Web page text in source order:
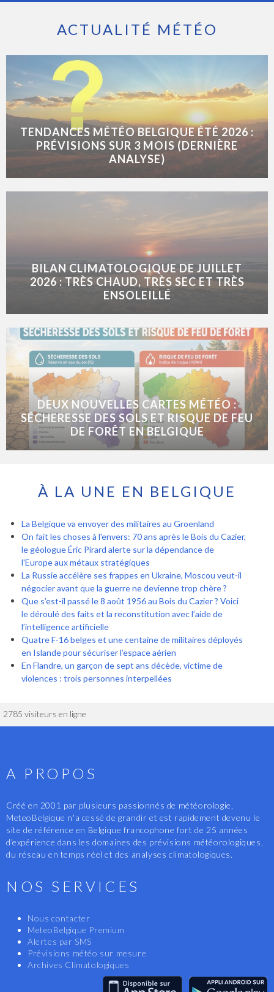
ACTUALITÉ MÉTÉO
TENDANCES MÉTÉO BELGIQUE ÉTÉ 2026 :
PRÉVISIONS SUR 3 MOIS (DERNIÈRE
ANALYSE)
BILAN CLIMATOLOGIQUE DE JUILLET
2026 : TRÈS CHAUD, TRÈS SEC ET TRÈS
ENSOLEILLÉ
DEUX NOUVELLES CARTES MÉTÉO :
SÉCHERESSE DES SOLS ET RISQUE DE FEU
DE FORÊT EN BELGIQUE
À LA UNE EN BELGIQUE
La Belgique va envoyer des militaires au Groenland
On fait les choses à l'envers: 70 ans après le Bois du Cazier,
le géologue Éric Pirard alerte sur la dépendance de
l'Europe aux métaux stratégiques
La Russie accélère ses frappes en Ukraine, Moscou veut-il
négocier avant que la guerre ne devienne trop chère ?
Que s’est-il passé le 8 août 1956 au Bois du Cazier ? Voici
le déroulé des faits et la reconstitution avec l’aide de
l’intelligence artificielle
Quatre F-16 belges et une centaine de militaires déployés
en Islande pour sécuriser l’espace aérien
En Flandre, un garçon de sept ans décède, victime de
violences : trois personnes interpellées
2785 visiteurs en ligne
A PROPOS
Créé en 2001 par plusieurs passionnés de météorologie,
MeteoBelgique n'a cessé de grandir et est rapidement devenu le
site de référence en Belgique francophone fort de 25 années
d'expérience dans les domaines des prévisions météorologiques,
du réseau en temps réel et des analyses climatologiques.
NOS SERVICES
Nous contacter
MeteoBelgique Premium
Alertes par SMS
Prévisions météo sur mesure
Archives Climatologiques